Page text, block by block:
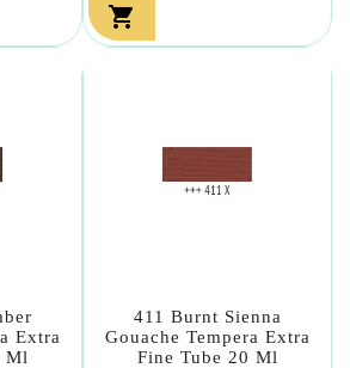

Extra
Ml
411 Burnt Sienna
Gouache Tempera Extra
Fine Tube 20 Ml